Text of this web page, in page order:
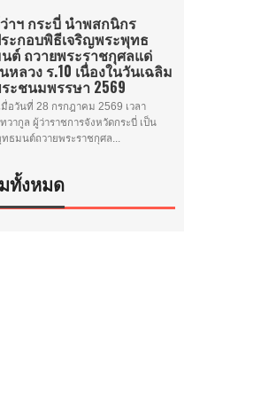
าฯ กระบี่ นำพสกนิกร
ะกอบพิธีเจริญพระพุทธ
ต์ ถวายพระราชกุศลแด่
หลวง ร.10 เนื่องในวันเฉลิม
ะชนมพรรษา 2569
มื่อวันที่ 28 กรกฎาคม 2569 เวลา
วากูล ผู้ว่าราชการจังหวัดกระบี่ เป็น
ธมนต์ถวายพระราชกุศล...
ทั้งหมด